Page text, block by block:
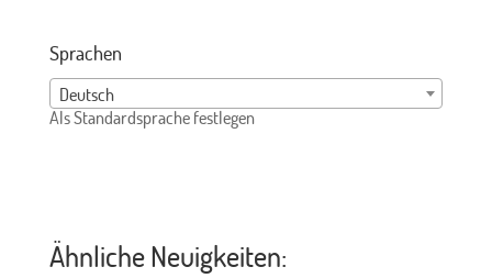
Sprachen
Deutsch
Als Standardsprache festlegen
Ähnliche Neuigkeiten: